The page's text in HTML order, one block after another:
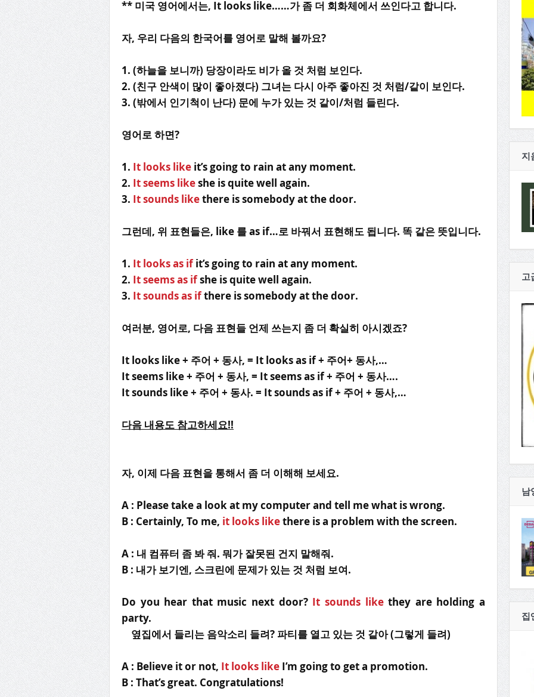
** 미국 영어에서는, It looks like……가 좀 더 회화체에서 쓰인다고 합니다.
자, 우리 다음의 한국어를 영어로 말해 볼까요?
1. (하늘을 보니까) 당장이라도 비가 올 것 처럼 보인다.
2. (친구 안색이 많이 좋아졌다) 그녀는 다시 아주 좋아진 것 처럼/같이 보인다.
3. (밖에서 인기척이 난다) 문에 누가 있는 것 같이/처럼 들린다.
영어로 하면?
1. It looks like it’s going to rain at any moment.
2. It seems likeshe is quite well again.
3. It sounds likethere is somebody at the door.
그런데, 위 표현들은, like 를 as if…로 바꿔서 표현해도 됩니다. 똑 같은 뜻입니다.
1. It looks as ifit’s going to rain at any moment.
2. It seems as ifshe is quite well again.
3. It sounds as ifthere is somebody at the door.
여러분, 영어로, 다음 표현들 언제 쓰는지 좀 더 확실히 아시겠죠?
It looks like + 주어 + 동사, = It looks as if + 주어+ 동사,…
It seems like + 주어 + 동사, = It seems as if + 주어 + 동사….
It sounds like + 주어 + 동사. = It sounds as if + 주어 + 동사,…
다음 내용도 참고하세요!!
자, 이제 다음 표현을 통해서 좀 더 이해해 보세요.
A : Please take a look at my computer and tell me what is wrong.
B : Certainly, To me, it looks likethere is a problem with the screen.
A : 내 컴퓨터 좀 봐 줘. 뭐가 잘못된 건지 말해줘.
B : 내가 보기엔, 스크린에 문제가 있는 것 처럼 보여.
Do you hear that music next door? It sounds likethey are holding a
party.
옆집에서 들리는 음악소리 들려? 파티를 열고 있는 것 같아 (그렇게 들려)
A : Believe it or not, It looks like I’m going to get a promotion.
B : That’s great. Congratulations!
지
고
남
집